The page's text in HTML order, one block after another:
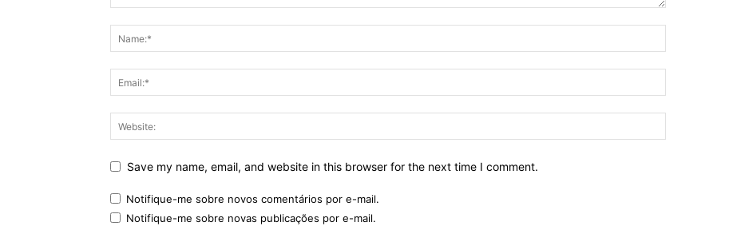
Save my name, email, and website in this browser for the next time I comment.
Notifique-me sobre novos comentários por e-mail.
Notifique-me sobre novas publicações por e-mail.